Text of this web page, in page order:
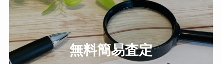
無料簡易査定